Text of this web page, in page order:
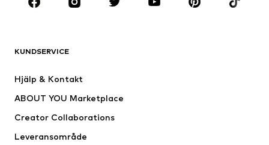
Jackor
Badkläder
Tillfällen
KUNDSERVICE
Hjälp & Kontakt
ABOUT YOU Marketplace
Creator Collaborations
Leveransområde